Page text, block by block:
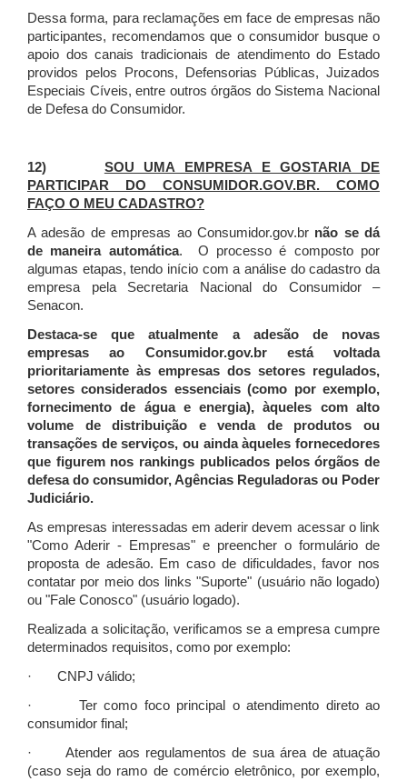
Dessa forma, para reclamações em face de empresas não
participantes, recomendamos que o consumidor busque o
apoio dos canais tradicionais de atendimento do Estado
providos pelos Procons, Defensorias Públicas, Juizados
Especiais Cíveis, entre outros órgãos do Sistema Nacional
de Defesa do Consumidor.
12) SOU UMA EMPRESA E GOSTARIA DE
PARTICIPAR DO CONSUMIDOR.GOV.BR. COMO
FAÇO O MEU CADASTRO?
A adesão de empresas ao Consumidor.gov.br não se dá
de maneira automática. O processo é composto por
algumas etapas, tendo início com a análise do cadastro da
empresa pela Secretaria Nacional do Consumidor –
Senacon.
Destaca-se que atualmente a adesão de novas
empresas ao Consumidor.gov.br está voltada
prioritariamente às empresas dos setores regulados,
setores considerados essenciais (como por exemplo,
fornecimento de água e energia), àqueles com alto
volume de distribuição e venda de produtos ou
transações de serviços, ou ainda àqueles fornecedores
que figurem nos rankings publicados pelos órgãos de
defesa do consumidor, Agências Reguladoras ou Poder
Judiciário.
As empresas interessadas em aderir devem acessar o link
"Como Aderir - Empresas" e preencher o formulário de
proposta de adesão. Em caso de dificuldades, favor nos
contatar por meio dos links "Suporte" (usuário não logado)
ou "Fale Conosco" (usuário logado).
Realizada a solicitação, verificamos se a empresa cumpre
determinados requisitos, como por exemplo:
· CNPJ válido;
· Ter como foco principal o atendimento direto ao
consumidor final;
· Atender aos regulamentos de sua área de atuação
(caso seja do ramo de comércio eletrônico, por exemplo,